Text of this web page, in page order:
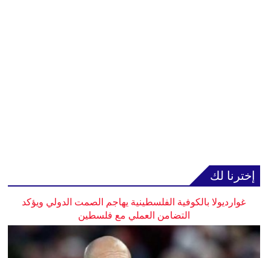
إخترنا لك
غوارديولا بالكوفية الفلسطينية يهاجم الصمت الدولي ويؤكد
التضامن العملي مع فلسطين